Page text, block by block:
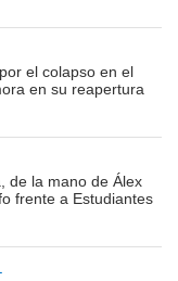
el colapso en el
en su reapertura
de la mano de Álex
frente a Estudiantes